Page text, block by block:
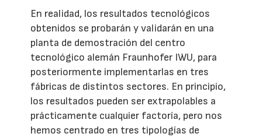
En realidad, los resultados tecnológicos
obtenidos se probarán y validarán en una
planta de demostración del centro
tecnológico alemán Fraunhofer IWU, para
posteriormente implementarlas en tres
fábricas de distintos sectores. En principio,
los resultados pueden ser extrapolables a
prácticamente cualquier factoría, pero nos
hemos centrado en tres tipologías de